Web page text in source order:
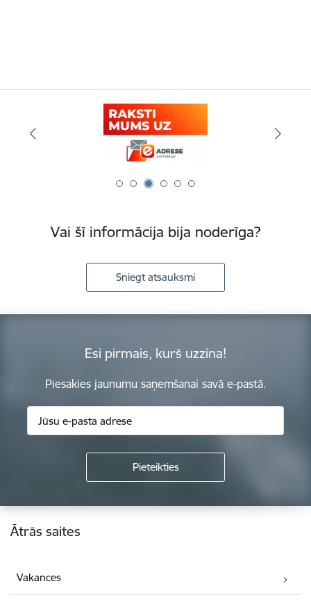
Vai šī informācija bija noderīga?
Sniegt atsauksmi
Esi pirmais, kurš uzzina!
Piesakies jaunumu saņemšanai savā e-pastā.
Kājene
Ātrās saites
Vakances